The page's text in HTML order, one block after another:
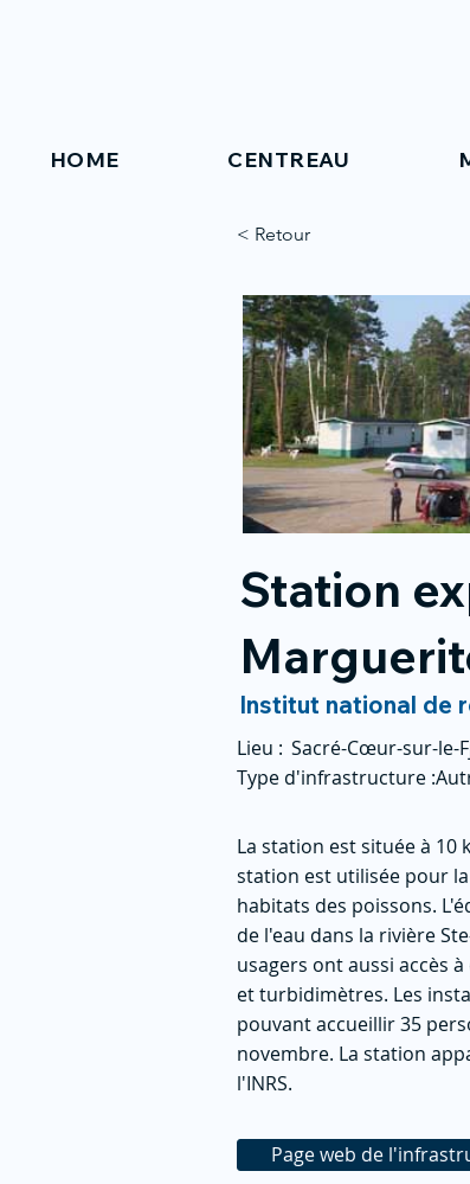
HOME CENTREAU
< Retour
Station
Institut national de
Lieu : Sacré-Cœur-sur-le-
Type d'infrastructure :
La station est située à 10
station est utilisée pour
habitats des poissons.
de l'eau dans la rivière
usagers ont aussi accès
et turbidimètres. Les
pouvant accueillir 35
novembre. La station
l'INRS.
Page web de